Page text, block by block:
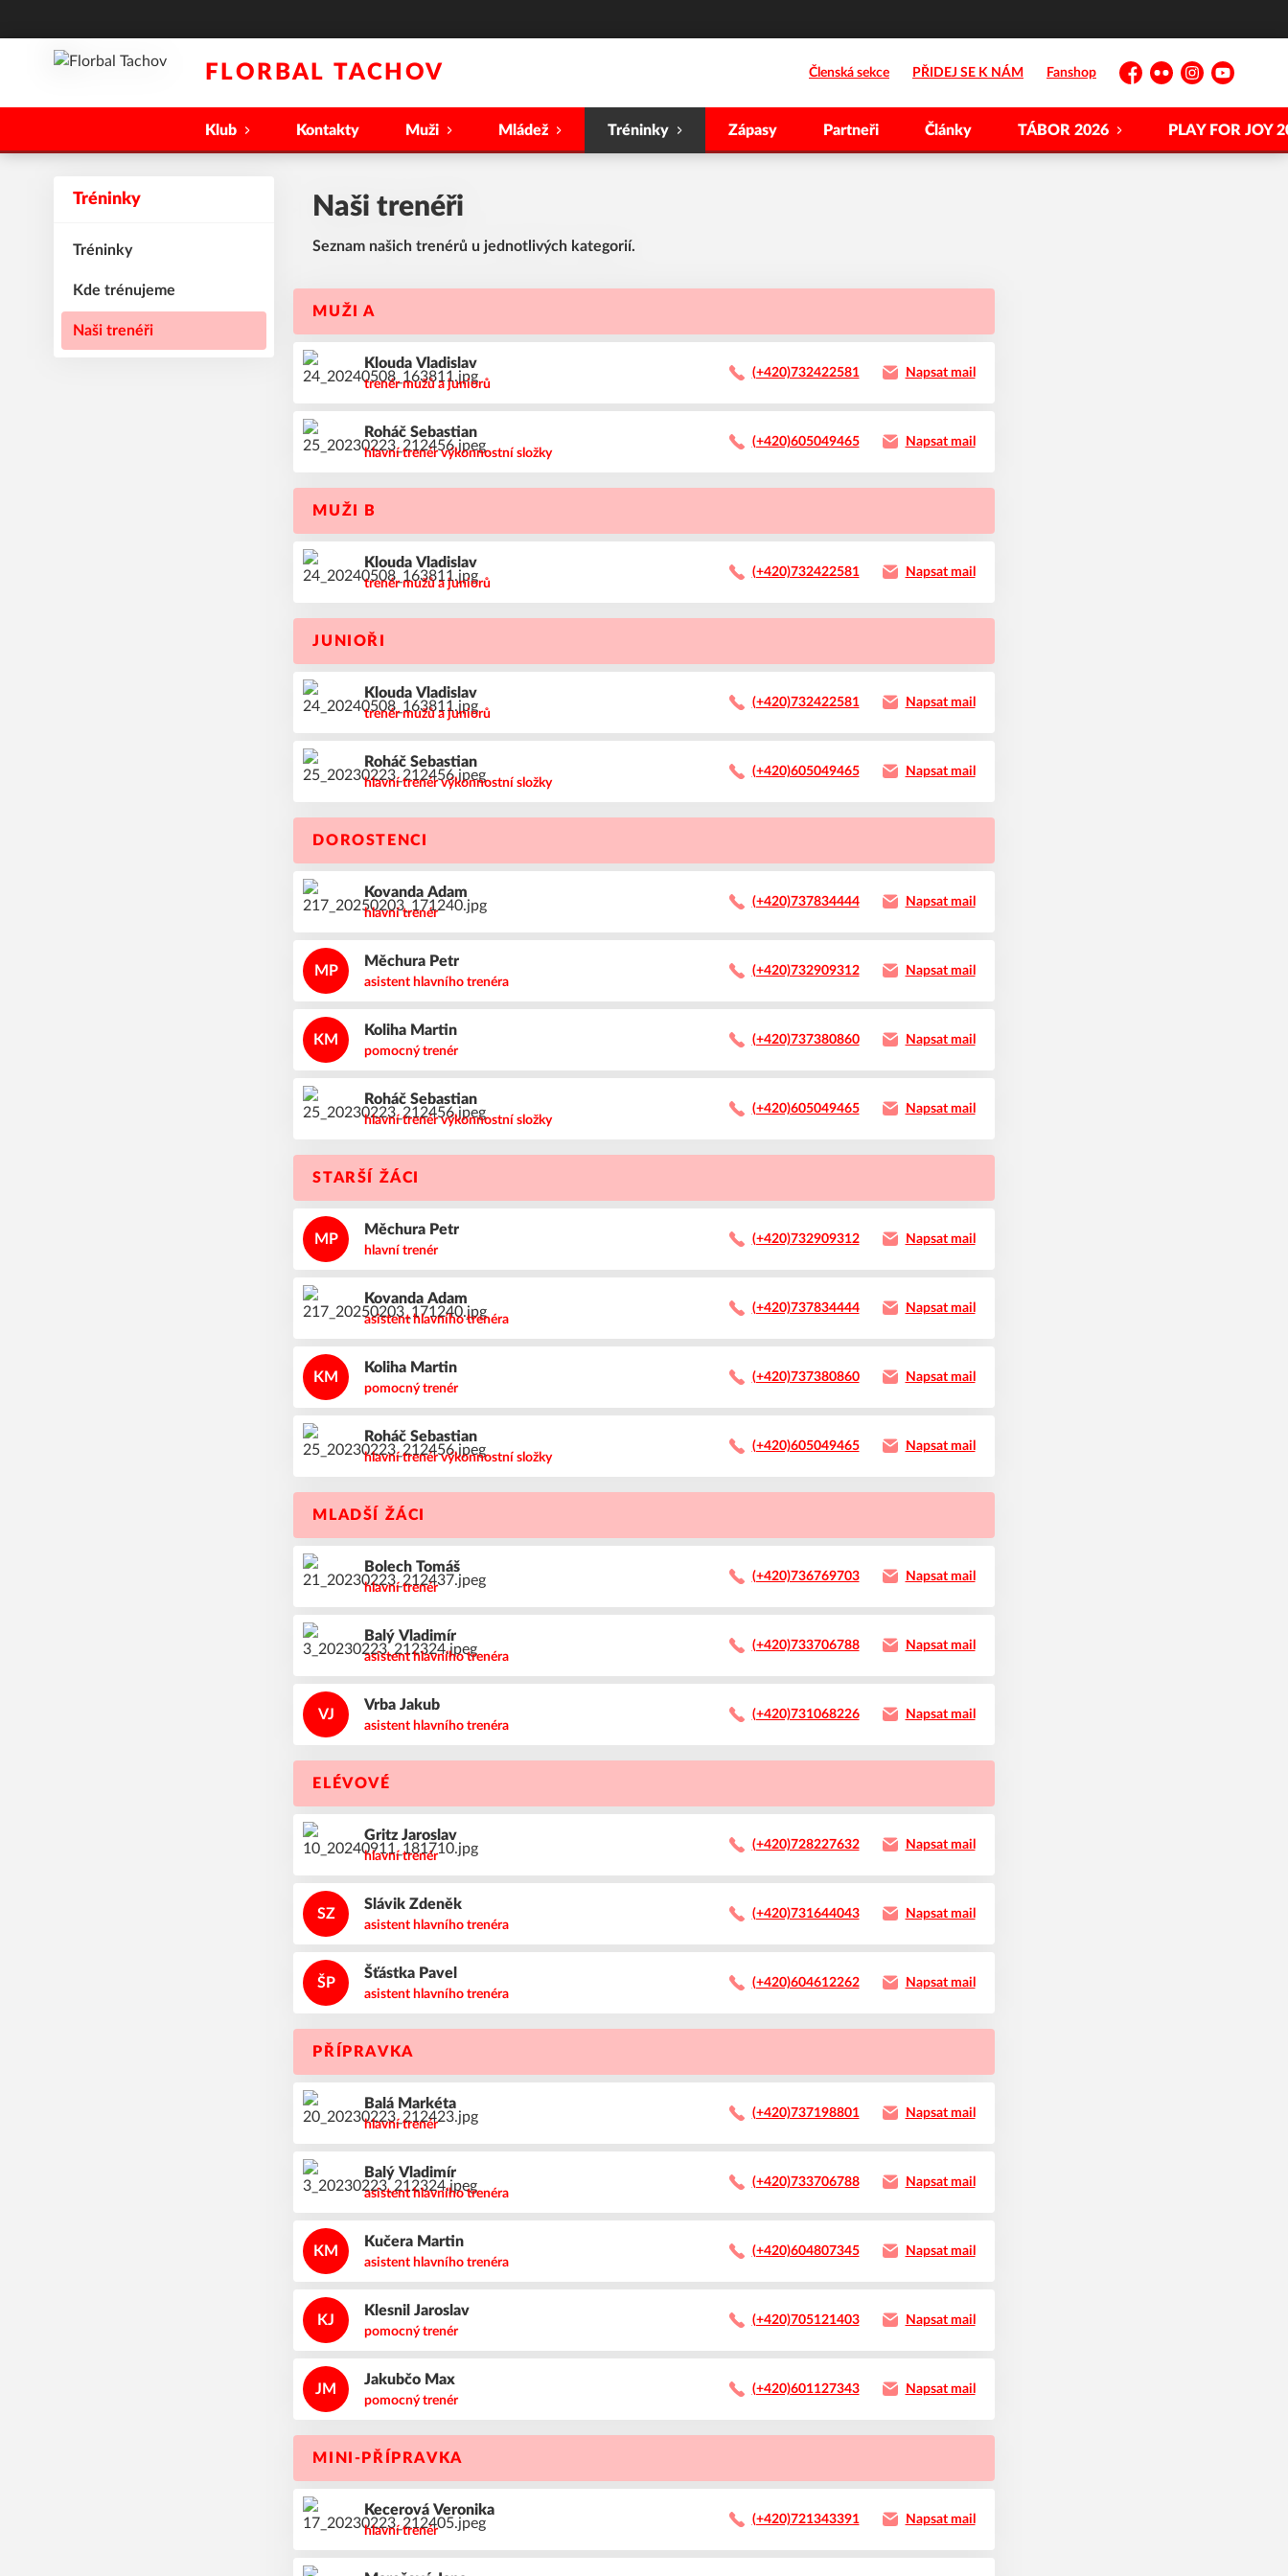
FLORBAL TACHOV Členská sekce PŘIDEJ SE K NÁM Fanshop
Facebook
FlickrInstagramYouTube
Klub Kontakty Muži Mládež Tréninky Zápasy Partneři Články TÁBOR 2026 PLAY FOR JOY
Tréninky
Tréninky
Kde trénujeme
Naši trenéři
Naši trenéři
Seznam našich trenérů u jednotlivých kategorií.
MUŽI A
Vladislav
Klouda
trenér mužů a juniorů
(+420)732422581 Napsat mail
Sebastian
Roháč
hlavní trenér výkonnostní složky
(+420)605049465 Napsat mail
MUŽI B
Vladislav
Klouda
trenér mužů a juniorů
(+420)732422581 Napsat mail
JUNIOŘI
Vladislav
Klouda
trenér mužů a juniorů
(+420)732422581 Napsat mail
Sebastian
Roháč
hlavní trenér výkonnostní složky
(+420)605049465 Napsat mail
DOROSTENCI
Adam
Kovanda
hlavní trenér
(+420)737834444 Napsat mail
MP
Petr
Měchura
asistent hlavního trenéra
(+420)732909312 Napsat mail
KM
Martin
Koliha
pomocný trenér
(+420)737380860 Napsat mail
Sebastian
Roháč
hlavní trenér výkonnostní složky
(+420)605049465 Napsat mail
STARŠÍ ŽÁCI
MP
Petr
Měchura
hlavní trenér
(+420)732909312 Napsat mail
Adam
Kovanda
asistent hlavního trenéra
(+420)737834444 Napsat mail
KM
Martin
Koliha
pomocný trenér
(+420)737380860 Napsat mail
Sebastian
Roháč
hlavní trenér výkonnostní složky
(+420)605049465 Napsat mail
MLADŠÍ ŽÁCI
Tomáš
Bolech
hlavní trenér
(+420)736769703 Napsat mail
Vladimír
Balý
asistent hlavního trenéra
(+420)733706788 Napsat mail
VJ
Jakub
Vrba
asistent hlavního trenéra
(+420)731068226 Napsat mail
ELÉVOVÉ
Jaroslav
Gritz
hlavní trenér
(+420)728227632 Napsat mail
SZ
Zdeněk
Slávik
asistent hlavního trenéra
(+420)731644043 Napsat mail
ŠP
Pavel
Šťástka
asistent hlavního trenéra
(+420)604612262 Napsat mail
PŘÍPRAVKA
Markéta
Balá
hlavní trenér
(+420)737198801 Napsat mail
Vladimír
Balý
asistent hlavního trenéra
(+420)733706788 Napsat mail
KM
Martin
Kučera
asistent hlavního trenéra
(+420)604807345 Napsat mail
KJ
Jaroslav
Klesnil
pomocný trenér
(+420)705121403 Napsat mail
JM
Max
Jakubčo
pomocný trenér
(+420)601127343 Napsat mail
MINI-PŘÍPRAVKA
Veronika
Kecerová
hlavní trenér
(+420)721343391 Napsat mail